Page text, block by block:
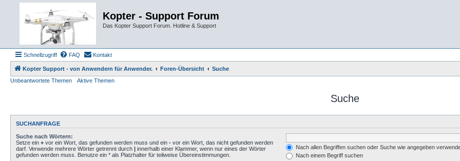
Kopter - Support Forum
Das Kopter Support Forum. Hotline & Support
Schnellzugriff FAQ Kontakt
Kopter Support - von Anwendern für Anwender. Foren-Übersicht
Suche
Unbeantwortete Themen
Aktive Themen
Suche
SUCHANFRAGE
Suche nach Wörtern:
Setze ein + vor ein Wort, das gefunden werden muss und ein - vor ein Wort, das nicht gefunden werden
darf. Verwende mehrere Wörter getrennt durch | innerhalb einer Klammer, wenn nur eines der Wörter
gefunden werden muss. Benutze ein * als Platzhalter für teilweise Übereinstimmungen.
Nach allen Begriffen suchen oder Suche wie angegeben
Nach einem Begriff suchen